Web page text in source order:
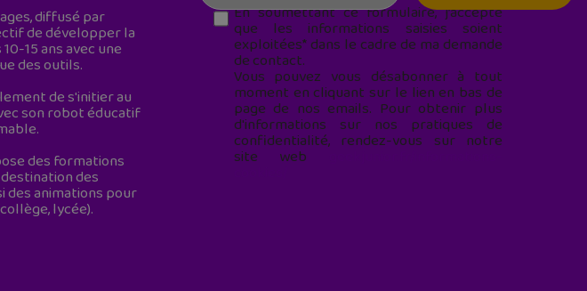
diffusé par
de développer la
15 ans avec une
des outils.
de s'initier au
son robot éducatif
des formations
des
des animations pour
lycée).
En soumettant ce formulaire, j’accepte
que les informations saisies soient
exploitées* dans le cadre de ma demande
de contact.
Vous pouvez vous désabonner à tout
moment en cliquant sur le lien en bas de
page de nos emails. Pour obtenir plus
d'informations sur nos pratiques de
confidentialité, rendez-vous sur notre
site web